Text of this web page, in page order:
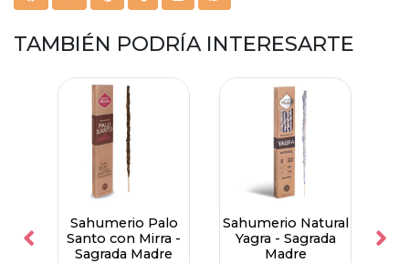
TAMBIÉN PODRÍA INTERESARTE
Sahumerio Palo
Santo con Mirra -
Sagrada Madre
Sahumerio Natural
Yagra - Sagrada
Madre